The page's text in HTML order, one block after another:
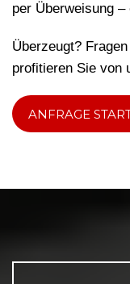
per Überweisung
Überzeugt?
profitieren Sie von
ANFRAGE